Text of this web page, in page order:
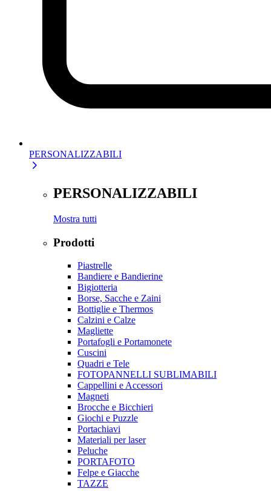
PERSONALIZZABILI
PERSONALIZZABILI
Mostra tutti
Prodotti
Piastrelle
Bandiere e Bandierine
Bigiotteria
Borse, Sacche e Zaini
Bottiglie e Thermos
Calzini e Calze
Magliette
Portafogli e Portamonete
Cuscini
Quadri e Tele
FOTOPANNELLI SUBLIMABILI
Cappellini e Accessori
Magneti
Brocche e Bicchieri
Giochi e Puzzle
Portachiavi
Materiali per laser
Peluche
PORTAFOTO
Felpe e Giacche
TAZZE